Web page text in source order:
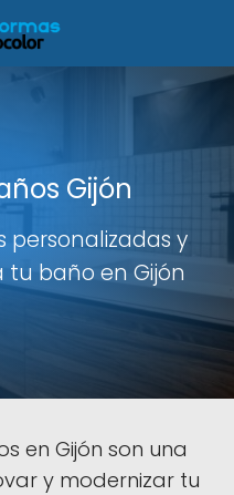
Gijón
personalizadas y
baño en Gijón
en Gijón son una
y modernizar tu